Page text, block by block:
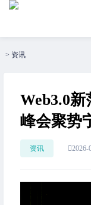
> 资讯
Web3.0
峰会聚势
资讯 2026-